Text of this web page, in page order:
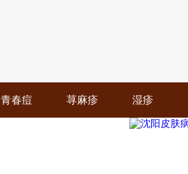
青春痘 荨麻疹 湿疹